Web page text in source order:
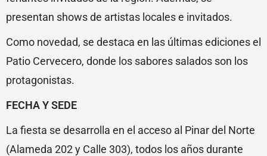
presentan shows de artistas locales e invitados.
Como novedad, se destaca en las últimas ediciones el
Patio Cervecero, donde los sabores salados son los
protagonistas.
FECHA Y SEDE
La fiesta se desarrolla en el acceso al Pinar del Norte
(Alameda 202 y Calle 303), todos los años durante